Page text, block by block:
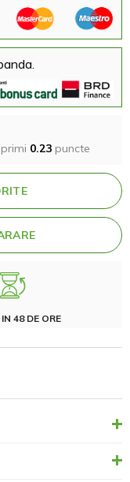
0.23 puncte
48 DE ORE